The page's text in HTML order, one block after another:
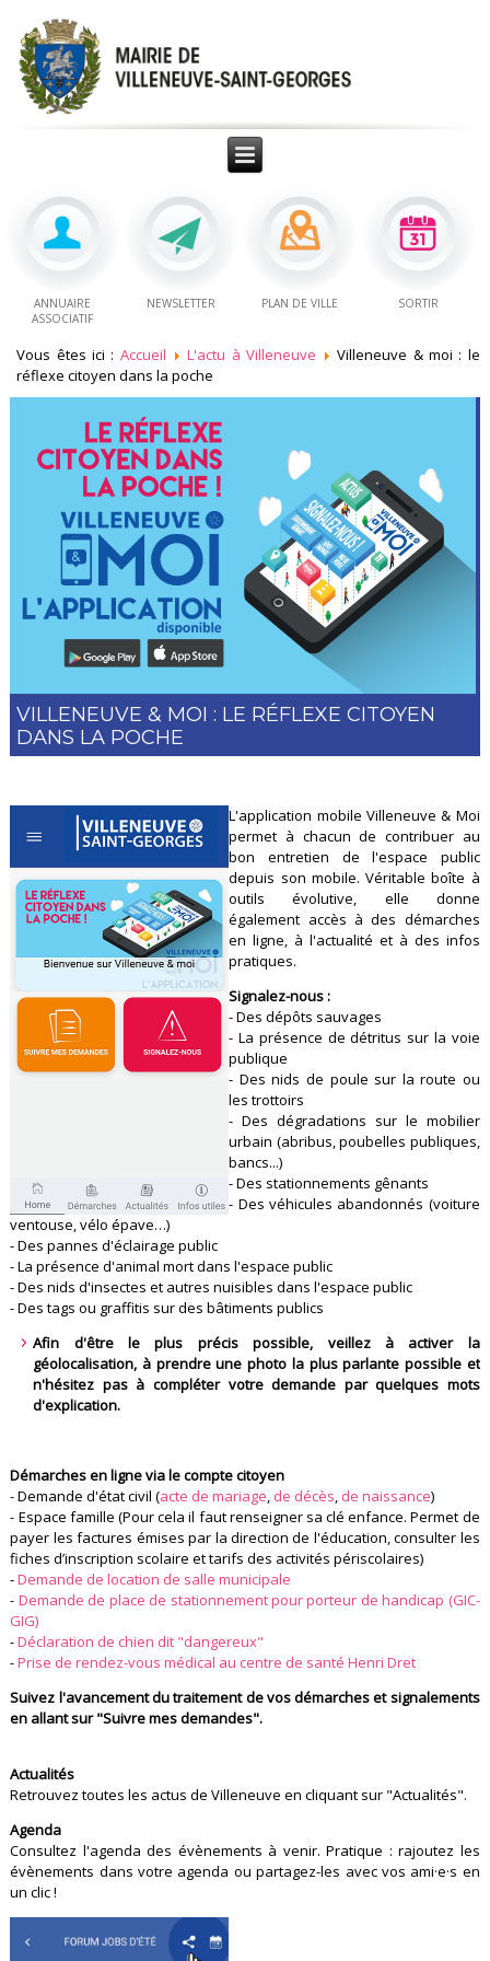
ANNUAIRE
ASSOCIATIF
NEWSLETTER PLAN DE VILLE SORTIR
Vous êtes ici : Accueil L'actu à Villeneuve
Villeneuve & moi : le
réflexe citoyen dans la poche
VILLENEUVE & MOI : LE RÉFLEXE CITOYEN
DANS LA POCHE
L'application mobile Villeneuve & Moi
permet à chacun de contribuer au
bon entretien de l'espace public
depuis son mobile. Véritable boîte à
outils évolutive, elle donne
également accès à des démarches
en ligne, à l'actualité et à des infos
pratiques.
Signalez-nous :
- Des dépôts sauvages
- La présence de détritus sur la voie
publique
- Des nids de poule sur la route ou
les trottoirs
- Des dégradations sur le mobilier
urbain (abribus, poubelles publiques,
bancs...)
- Des stationnements gênants
- Des véhicules abandonnés (voiture
ventouse, vélo épave…)
- Des pannes d'éclairage public
- La présence d'animal mort dans l'espace public
- Des nids d'insectes et autres nuisibles dans l'espace public
- Des tags ou graffitis sur des bâtiments publics
Afin d'être le plus précis possible, veillez à activer la
géolocalisation, à prendre une photo la plus parlante possible et
n'hésitez pas à compléter votre demande par quelques mots
d'explication.
Démarches en ligne via le compte citoyen
- Demande d'état civil (acte de mariage, de décès, de naissance)
- Espace famille (Pour cela il faut renseigner sa clé enfance. Permet de
payer les factures émises par la direction de l'éducation, consulter les
fiches d’inscription scolaire et tarifs des activités périscolaires)
-Demande de location de salle municipale
- Demande de place de stationnement pour porteur de handicap (GIC-
GIG)
-Déclaration de chien dit "dangereux"
-Prise de rendez-vous médical au centre de santé Henri Dret
Suivez l'avancement du traitement de vos démarches et signalements
en allant sur "Suivre mes demandes".
Actualités
Retrouvez toutes les actus de Villeneuve en cliquant sur "Actualités".
Agenda
Consultez l'agenda des évènements à venir. Pratique : rajoutez les
évènements dans votre agenda ou partagez-les avec vos ami·e·s en
un clic !